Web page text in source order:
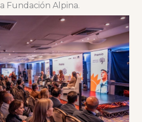
Fundación Alpina.